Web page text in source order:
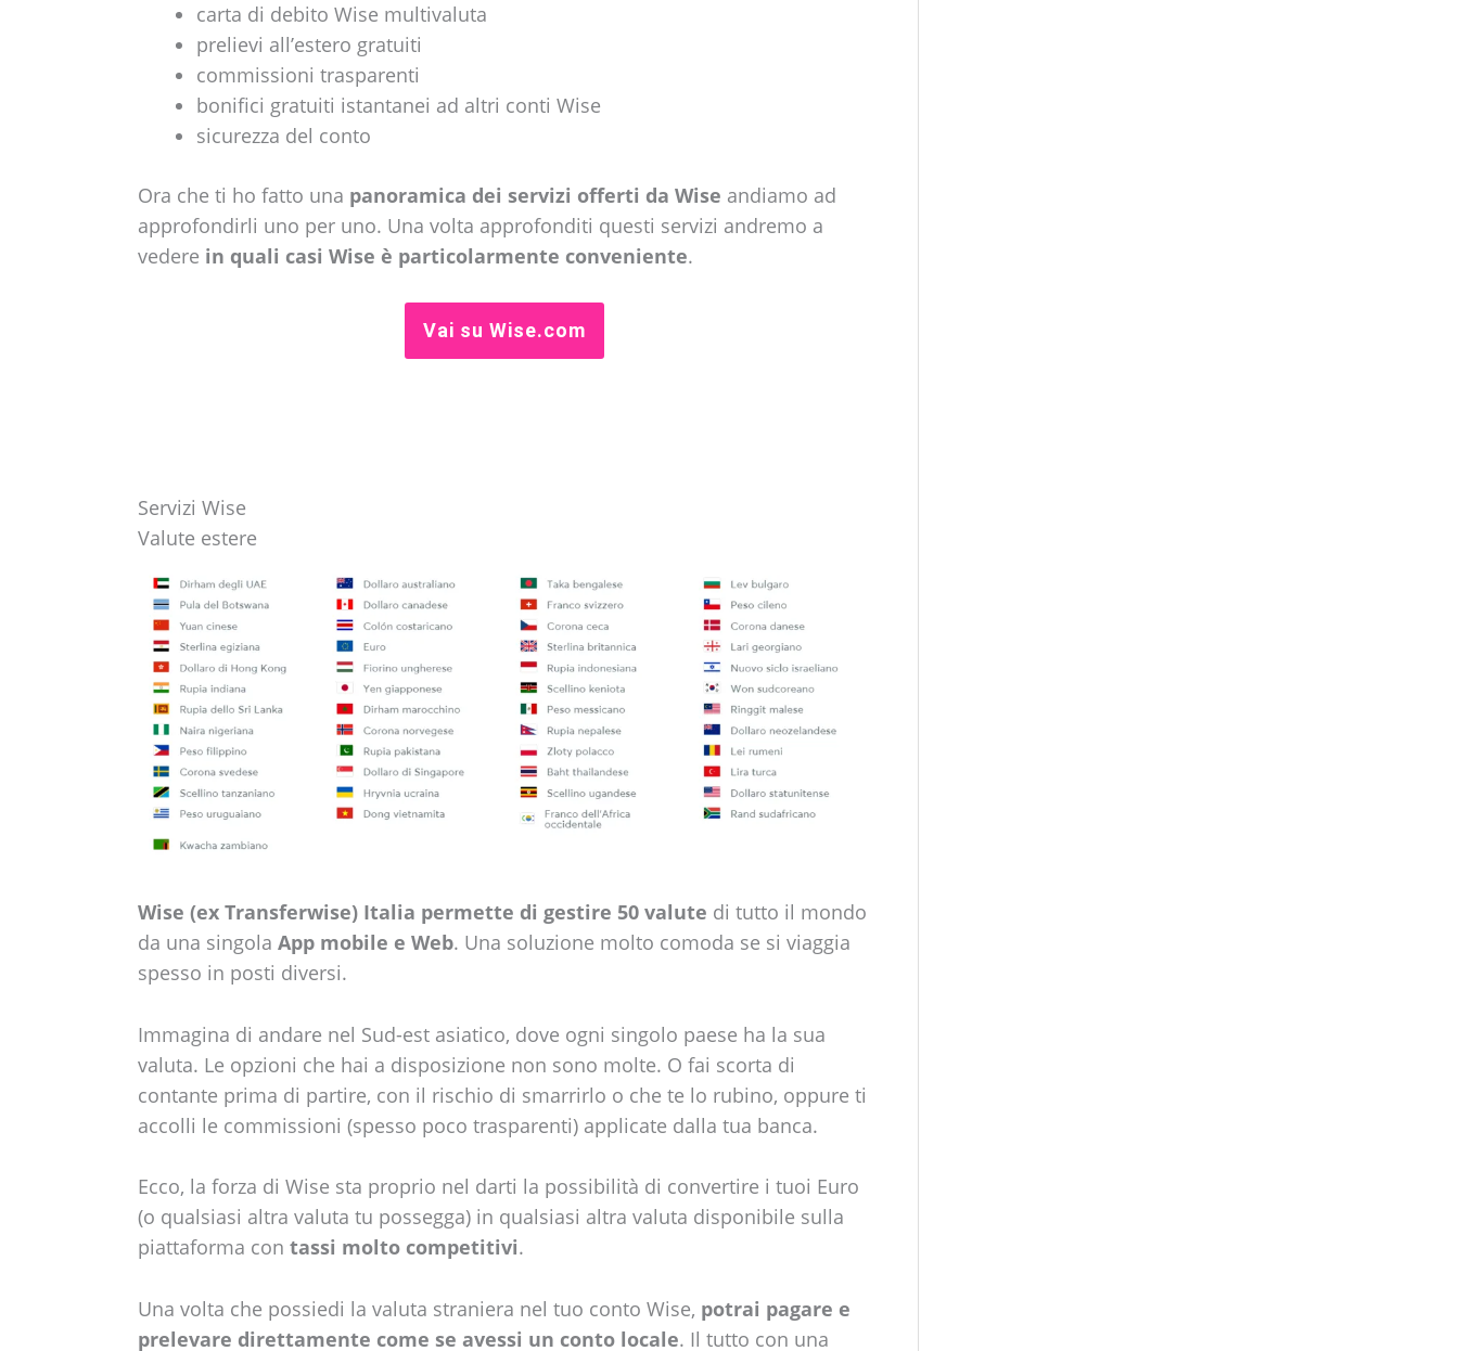
carta di debito Wise multivaluta
prelievi all’estero gratuiti
commissioni trasparenti
bonifici gratuiti istantanei ad altri conti Wise
sicurezza del conto
Ora che ti ho fatto una panoramica dei servizi offerti da Wise andiamo ad
approfondirli uno per uno. Una volta approfonditi questi servizi andremo a
vedere in quali casi Wise è particolarmente conveniente.
Vai su Wise.com
Servizi Wise
Valute estere
Wise (ex Transferwise) Italia permette di gestire 50 valute di tutto il mondo
da una singola App mobile e Web. Una soluzione molto comoda se si viaggia
spesso in posti diversi.
Immagina di andare nel Sud-est asiatico, dove ogni singolo paese ha la sua
valuta. Le opzioni che hai a disposizione non sono molte. O fai scorta di
contante prima di partire, con il rischio di smarrirlo o che te lo rubino, oppure ti
accolli le commissioni (spesso poco trasparenti) applicate dalla tua banca.
Ecco, la forza di Wise sta proprio nel darti la possibilità di convertire i tuoi Euro
(o qualsiasi altra valuta tu possegga) in qualsiasi altra valuta disponibile sulla
piattaforma con tassi molto competitivi.
Una volta che possiedi la valuta straniera nel tuo conto Wise, potrai pagare e
prelevare direttamente come se avessi un conto locale. Il tutto con una